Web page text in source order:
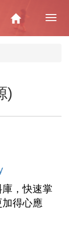
Home
)
，快速掌
得心應